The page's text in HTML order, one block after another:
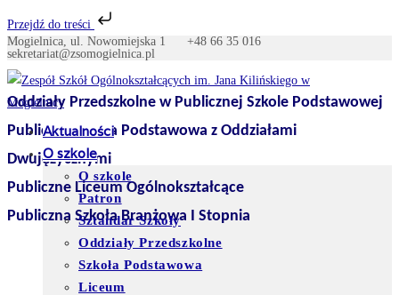
Przejdź do treści
Skip
to
content
Mogielnica, ul. Nowomiejska 1 +48 66 35 016
sekretariat@zsomogielnica.pl
Oddziały Przedszkolne w Publicznej Szkole Podstawowej
Publiczna Szkoła Podstawowa z Oddziałami
Dwujęzycznymi
Publiczne Liceum Ogólnokształcące
Publiczna Szkoła Branżowa I Stopnia
Aktualności
O szkole
O szkole
Patron
Sztandar Szkoły
Oddziały Przedszkolne
Szkoła Podstawowa
Liceum